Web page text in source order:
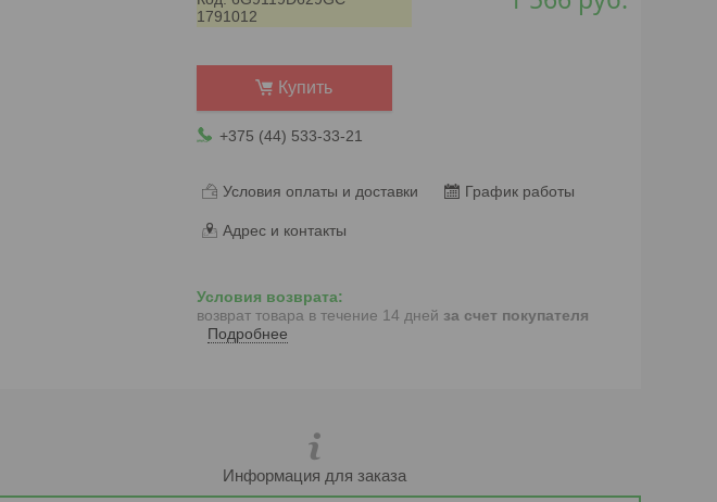
1791012
Купить
+375 (44) 533-33-21
Условия оплаты и доставки График работы
Адрес и контакты
возврат товара в течение 14 дней за счет покупателя
Подробнее
Информация для заказа